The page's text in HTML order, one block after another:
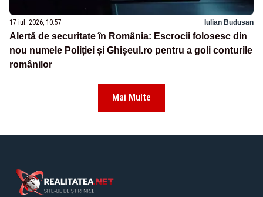
17 iul. 2026, 10:57 Iulian Budusan
Alertă de securitate în România: Escrocii folosesc din
nou numele Poliției și Ghișeul.ro pentru a goli conturile
românilor
Mai Multe